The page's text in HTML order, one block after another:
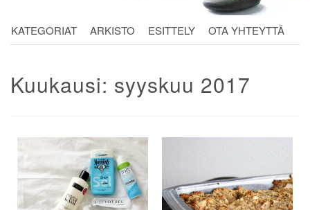
KATEGORIAT ARKISTO ESITTELY OTA YHTEYTTÄ
Kuukausi: syyskuu 2017
Artikkelien
selaus